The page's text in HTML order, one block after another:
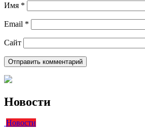
Имя *
Email *
Сайт
Новости
Новости